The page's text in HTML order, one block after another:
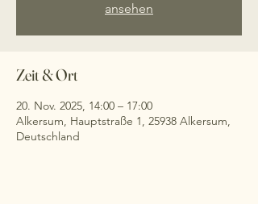
ansehen
Zeit & Ort
20. Nov. 2025, 14:00 – 17:00
Alkersum, Hauptstraße 1, 25938 Alkersum,
Deutschland